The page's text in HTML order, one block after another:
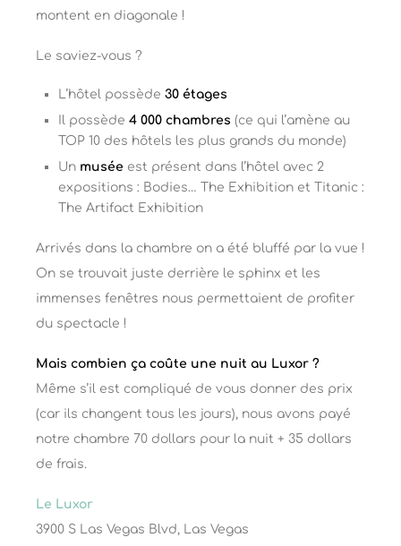
montent en diagonale !
Le saviez-vous ?
L’hôtel possède 30 étages
Il possède 4 000 chambres (ce qui l’amène au
TOP 10 des hôtels les plus grands du monde)
Un musée est présent dans l’hôtel avec 2
expositions : Bodies… The Exhibition et Titanic :
The Artifact Exhibition
Arrivés dans la chambre on a été bluffé par la vue !
On se trouvait juste derrière le sphinx et les
immenses fenêtres nous permettaient de profiter
du spectacle !
Mais combien ça coûte une nuit au Luxor ?
Même s’il est compliqué de vous donner des prix
(car ils changent tous les jours), nous avons payé
notre chambre 70 dollars pour la nuit + 35 dollars
de frais.
Le Luxor
3900 S Las Vegas Blvd, Las Vegas